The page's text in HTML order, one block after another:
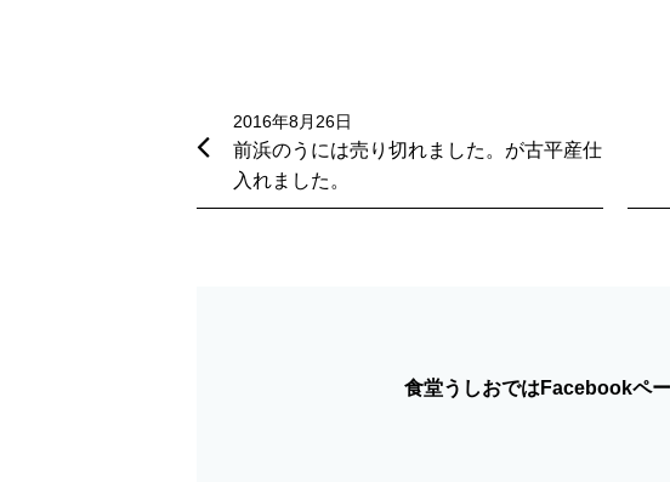
ビ
2016年8月26日
前浜のうには売り切れました。が古平産仕
入れました。
食堂うしおではFacebookペ